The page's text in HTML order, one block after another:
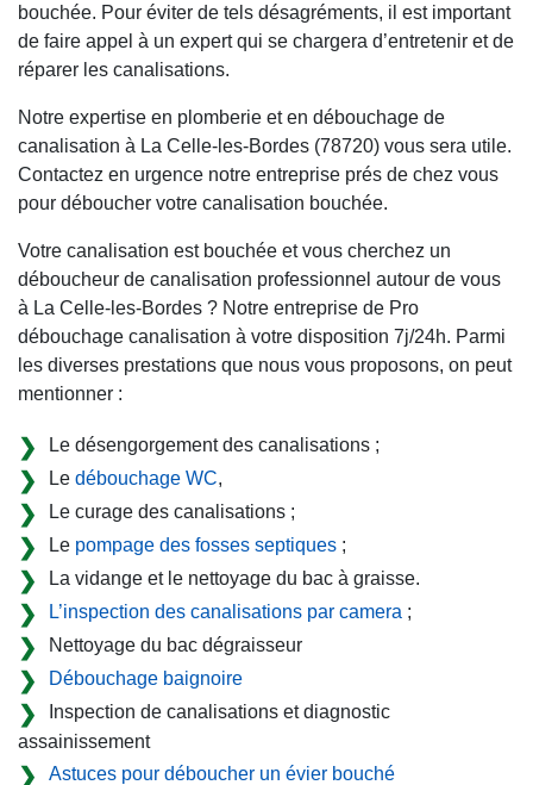
bouchée. Pour éviter de tels désagréments, il est important
de faire appel à un expert qui se chargera d’entretenir et de
réparer les canalisations.
Notre expertise en plomberie et en débouchage de
canalisation à La Celle-les-Bordes (78720) vous sera utile.
Contactez en urgence notre entreprise prés de chez vous
pour déboucher votre canalisation bouchée.
Votre canalisation est bouchée et vous cherchez un
déboucheur de canalisation professionnel autour de vous
à La Celle-les-Bordes ? Notre entreprise de Pro
débouchage canalisation à votre disposition 7j/24h. Parmi
les diverses prestations que nous vous proposons, on peut
mentionner :
Le désengorgement des canalisations ;
Le débouchage WC,
Le curage des canalisations ;
Le pompage des fosses septiques ;
La vidange et le nettoyage du bac à graisse.
L’inspection des canalisations par camera ;
Nettoyage du bac dégraisseur
Débouchage baignoire
Inspection de canalisations et diagnostic
assainissement
Astuces pour déboucher un évier bouché